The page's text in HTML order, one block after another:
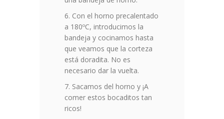
Con el horno precalentado
a 180ºC, introducimos la
bandeja y cocinamos hasta
que veamos que la corteza
está doradita. No es
necesario dar la vuelta.
Sacamos del horno y ¡A
comer estos bocaditos tan
ricos!